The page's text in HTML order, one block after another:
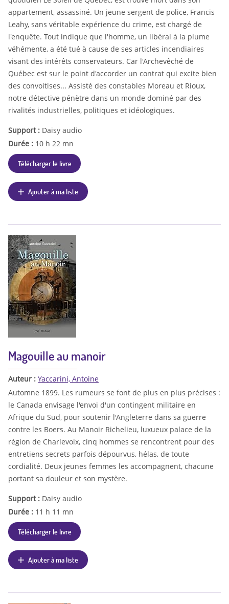
appartement, assassiné. Un jeune sergent de police, Francis
Leahy, sans véritable expérience du crime, est chargé de
l'enquête. Tout indique que l'homme, un libéral à la plume
véhémente, a été tué à cause de ses articles incendiaires
visant des intérêts conservateurs. Car l'Archevêché de
Québec est sur le point d'accorder un contrat qui excite bien
des convoitises... Assisté des constables Moreau et Rioux,
notre détective pénètre dans un monde dominé par des
rivalités industrielles, politiques et idéologiques.
Support : Daisy audio
Durée : 10 h 22 mn
Télécharger le livre
Ajouter à ma liste
Magouille au manoir
Auteur : Yaccarini, Antoine
Automne 1899. Les rumeurs se font de plus en plus précises :
le Canada envisage l'envoi d'un contingent militaire en
Afrique du Sud, pour soutenir l'Angleterre dans sa guerre
contre les Boers. Au Manoir Richelieu, luxueux palace de la
région de Charlevoix, cinq hommes se rencontrent pour des
entretiens secrets parfois dépourvus, hélas, de toute
cordialité. Deux jeunes femmes les accompagnent, chacune
portant sa douleur et son mystère.
Support : Daisy audio
Durée : 11 h 11 mn
Télécharger le livre
Ajouter à ma liste